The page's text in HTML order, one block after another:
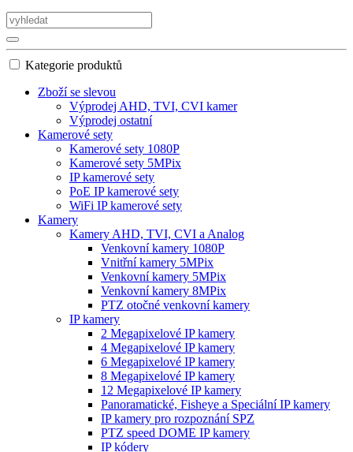
Kategorie produktů
Zboží se slevou
Výprodej AHD, TVI, CVI kamer
Výprodej ostatní
Kamerové sety
Kamerové sety 1080P
Kamerové sety 5MPix
IP kamerové sety
PoE IP kamerové sety
WiFi IP kamerové sety
Kamery
Kamery AHD, TVI, CVI a Analog
Venkovní kamery 1080P
Vnitřní kamery 5MPix
Venkovní kamery 5MPix
Venkovní kamery 8MPix
PTZ otočné venkovní kamery
IP kamery
2 Megapixelové IP kamery
4 Megapixelové IP kamery
6 Megapixelové IP kamery
8 Megapixelové IP kamery
12 Megapixelové IP kamery
Panoramatické, Fisheye a Speciální IP kamery
IP kamery pro rozpoznání SPZ
PTZ speed DOME IP kamery
IP kódery